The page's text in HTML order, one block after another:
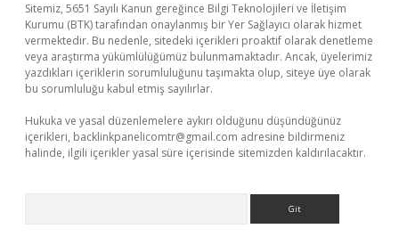
Sitemiz, 5651 Sayılı Kanun gereğince Bilgi Teknolojileri ve İletişim
Kurumu (BTK) tarafından onaylanmış bir Yer Sağlayıcı olarak hizmet
vermektedir. Bu nedenle, sitedeki içerikleri proaktif olarak denetleme
veya araştırma yükümlülüğümüz bulunmamaktadır. Ancak, üyelerimiz
yazdıkları içeriklerin sorumluluğunu taşımakta olup, siteye üye olarak
bu sorumluluğu kabul etmiş sayılırlar.
Hukuka ve yasal düzenlemelere aykırı olduğunu düşündüğünüz
içerikleri, backlinkpanelicomtr@gmail.com adresine bildirmeniz
halinde, ilgili içerikler yasal süre içerisinde sitemizden kaldırılacaktır.